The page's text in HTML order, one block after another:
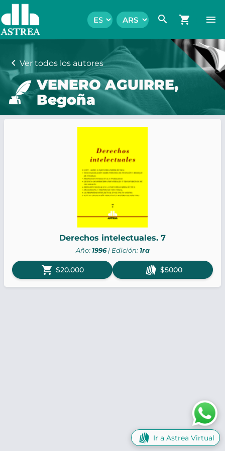
search shopping_cart menu
chevron_left Ver todos los autores
VENERO AGUIRRE,
Begoña
Derechos intelectuales. 7
Año: 1996| Edición: 1ra
shopping_cart $20.000 $5000
Ir a Astrea Virtual